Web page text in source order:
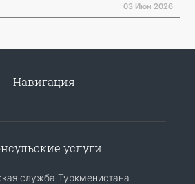
03 Июн 2026
Навигация
услуги
служба Туркменистана